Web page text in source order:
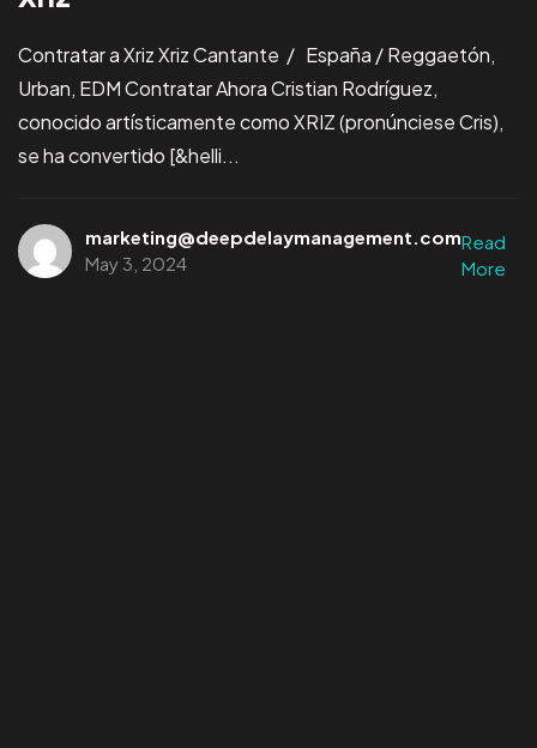
Contratar a Xriz Xriz Cantante / España / Reggaetón,
Urban, EDM Contratar Ahora Cristian Rodríguez,
conocido artísticamente como XRIZ (pronúnciese Cris),
se ha convertido [&helli...
marketing@deepdelaymanagement.com
May 3, 2024
Read
More